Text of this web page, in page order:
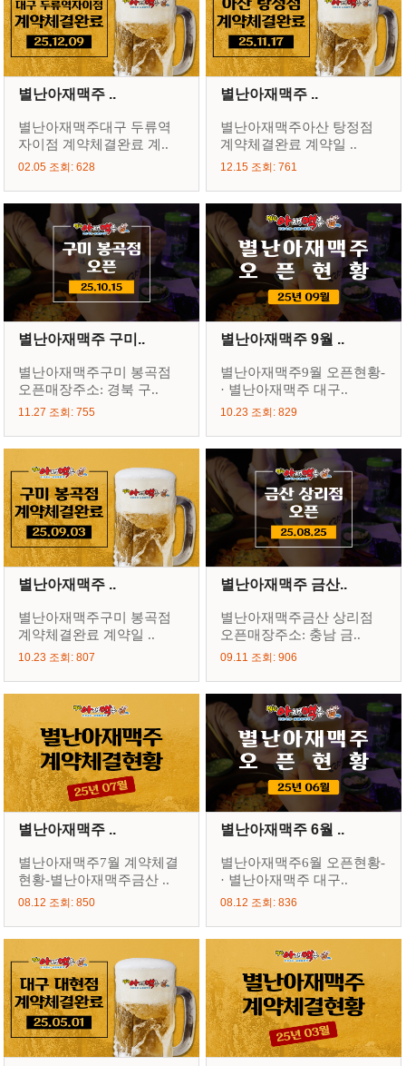
별난아재맥주 ..
별난아재맥주대구 두류역
자이점 계약체결완료 계..
02.05 조회: 628
별난아재맥주 ..
별난아재맥주아산 탕정점
계약체결완료 계약일 ..
12.15 조회: 761
별난아재맥주 구미..
별난아재맥주구미 봉곡점
오픈매장주소: 경북 구..
11.27 조회: 755
별난아재맥주 9월 ..
별난아재맥주9월 오픈현황-
· 별난아재맥주 대구..
10.23 조회: 829
별난아재맥주 ..
별난아재맥주구미 봉곡점
계약체결완료 계약일 ..
10.23 조회: 807
별난아재맥주 금산..
별난아재맥주금산 상리점
오픈매장주소: 충남 금..
09.11 조회: 906
별난아재맥주 ..
별난아재맥주7월 계약체결
현황-별난아재맥주금산 ..
08.12 조회: 850
별난아재맥주 6월 ..
별난아재맥주6월 오픈현황-
· 별난아재맥주 대구..
08.12 조회: 836